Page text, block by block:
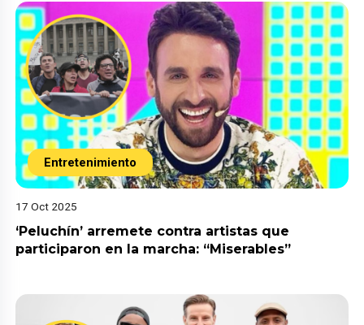
Entretenimiento
17 Oct 2025
‘Peluchín’ arremete contra artistas que
participaron en la marcha: “Miserables”